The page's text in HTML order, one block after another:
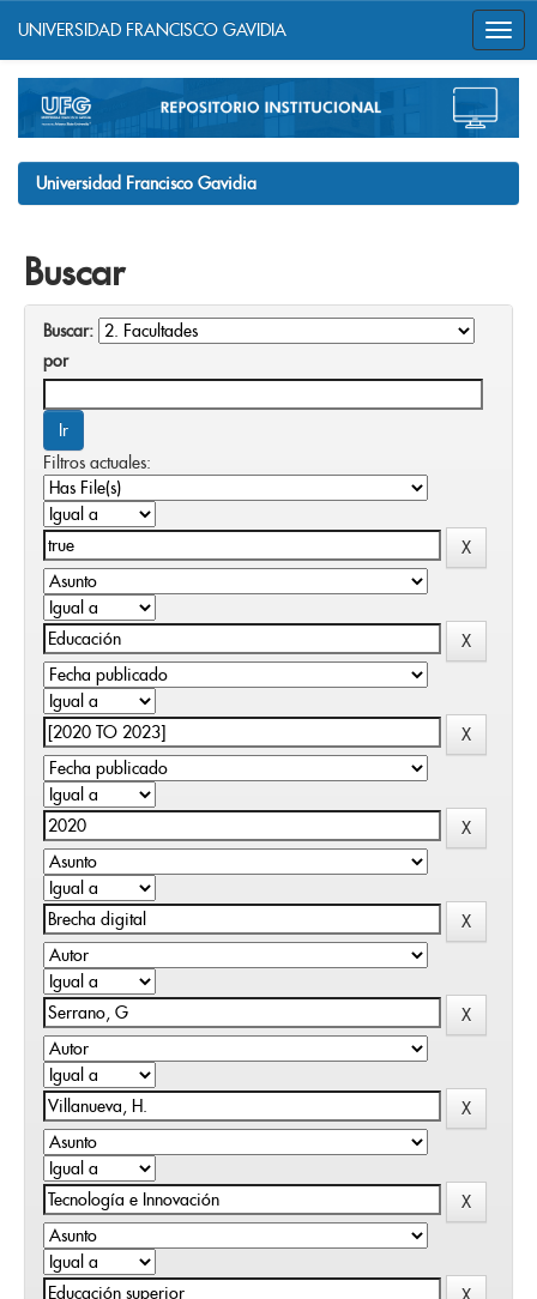
navigation
UNIVERSIDAD FRANCISCO GAVIDIA
Universidad Francisco Gavidia
Buscar
Buscar:
por
Filtros actuales: